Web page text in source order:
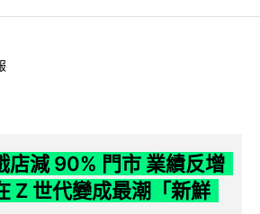
店減 90% 門市 業績反增
Z 世代變成最潮「新鮮